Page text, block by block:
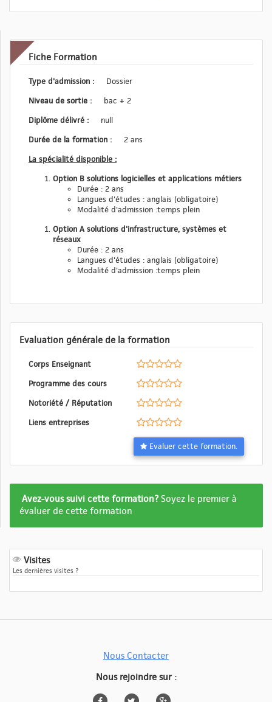
Fiche Formation
Type d'admission :
Dossier
Niveau de sortie :
bac + 2
Diplôme délivré :
null
Durée de la formation :
2 ans
La spécialité disponible :
Option B solutions logicielles et applications métiers
Durée : 2 ans
Langues d'études : anglais (obligatoire)
Modalité d'admission :temps plein
Option A solutions d'infrastructure, systèmes et
réseaux
Durée : 2 ans
Langues d'études : anglais (obligatoire)
Modalité d'admission :temps plein
Evaluation générale de la formation
Corps Enseignant
Programme des cours
Notoriété / Réputation
Liens entreprises
Evaluer cette formation.
Formation
pas
Avez-vous suivi cette formation?Soyez le premier à
évaluer de cette formation
Visites
Les dernières visites ?
Nous Contacter
Nous rejoindre sur :